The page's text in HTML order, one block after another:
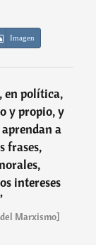
Imagen
en política,
y propio, y
a
frases,
intereses
Marxismo]